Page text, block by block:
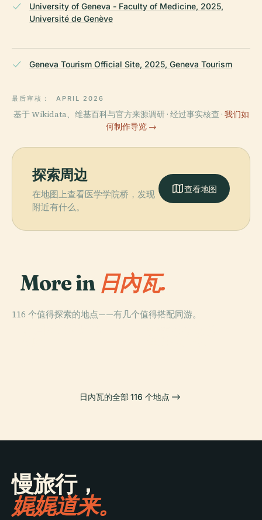
University of Geneva - Faculty of Medicine, 2025,
Université de Genève
Geneva Tourism Official Site, 2025, Geneva Tourism
最后审核： APRIL 2026
基于 Wikidata、维基百科与官方来源调研 · 经过事实核查 · 我们如
何制作导览 →
探索周边
在地图上查看医学学院桥，发现
附近有什么。
查看地图
More in 日內瓦.
116 个值得探索的地点——有几个值得搭配同游。
PLACE PLACE
PLACE
日內瓦的全部 116 个地点
慢旅行，
娓娓道来。